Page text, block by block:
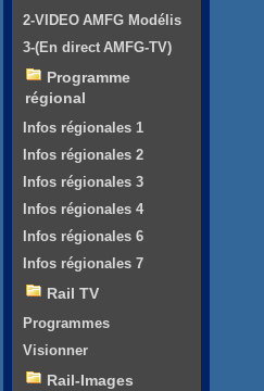
2-VIDEO AMFG Modélis
3-(En direct AMFG-TV)
Programme
régional
Infos régionales 1
Infos régionales 2
Infos régionales 3
Infos régionales 4
Infos régionales 6
Infos régionales 7
Rail TV
Programmes
Visionner
Rail-Images